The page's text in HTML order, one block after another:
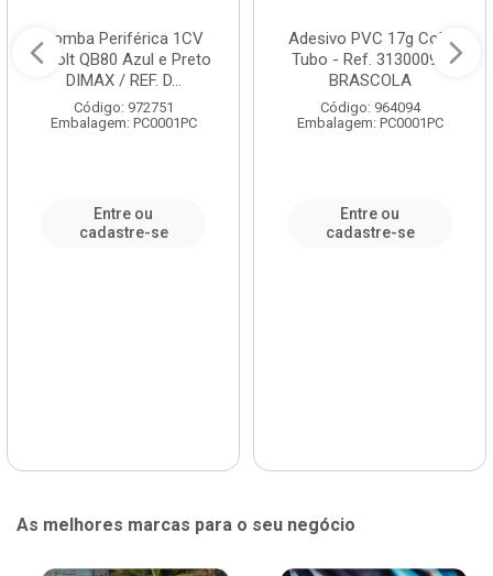
Bomba Periférica 1CV
Bivolt QB80 Azul e Preto
DIMAX / REF. D...
Código: 972751
Embalagem: PC0001PC
Entre ou
cadastre-se
Adesivo PVC 17g Cola
Tubo - Ref. 3130009 -
BRASCOLA
Código: 964094
Embalagem: PC0001PC
Entre ou
cadastre-se
As melhores marcas para o seu negócio